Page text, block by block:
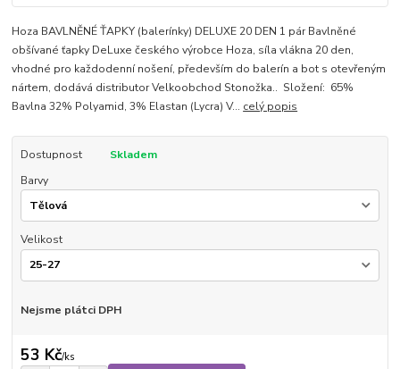
Hoza BAVLNĚNÉ ŤAPKY (balerínky) DELUXE 20 DEN 1 pár Bavlněné
obšívané ťapky DeLuxe českého výrobce Hoza, síla vlákna 20 den,
vhodné pro každodenní nošení, především do balerín a bot s otevřeným
nártem, dodává distributor Velkoobchod Stonožka.. Složení: 65%
Bavlna 32% Polyamid, 3% Elastan (Lycra) V... celý popis
Dostupnost
Skladem
Barvy
Velikost
Nejsme plátci DPH
53 Kč/ks